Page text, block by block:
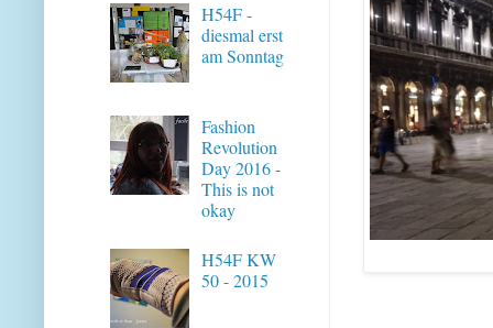
H54F -
diesmal erst
am Sonntag
Fashion
Revolution
Day 2016 -
This is not
okay
H54F KW
50 - 2015